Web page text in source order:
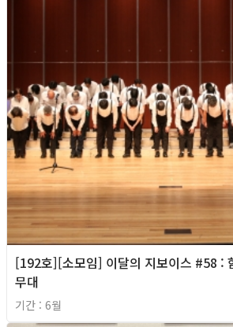
[192호][소모임] 이달의 지보이스 #58 :
무대
기간 : 6월